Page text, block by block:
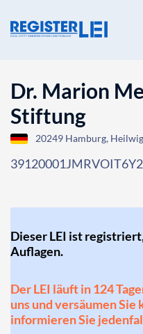
Dr. Marion
Stiftung
20249 Hamburg,
Dieser LEI ist
Auflagen.
Der LEI läuft in 124
uns und versäumen
informieren Sie